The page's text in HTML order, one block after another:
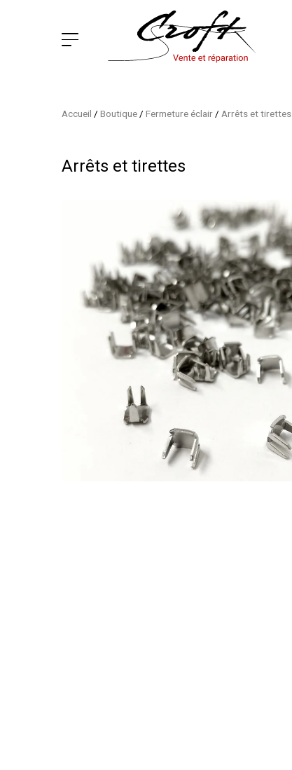
Accueil /Boutique /Fermeture éclair / Arrêts et tirettes
Arrêts et tirettes